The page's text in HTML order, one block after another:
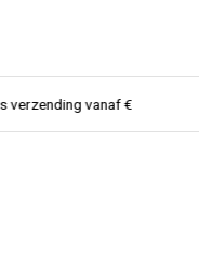
vanaf € 150